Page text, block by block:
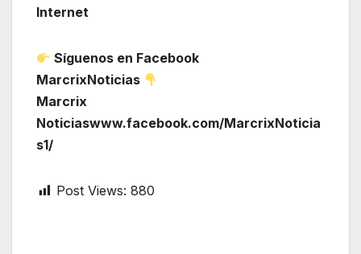
Internet
Síguenos en Facebook
MarcrixNoticias
Marcrix
Noticiaswww.facebook.com/MarcrixNoticia
s1/
Post Views: 880